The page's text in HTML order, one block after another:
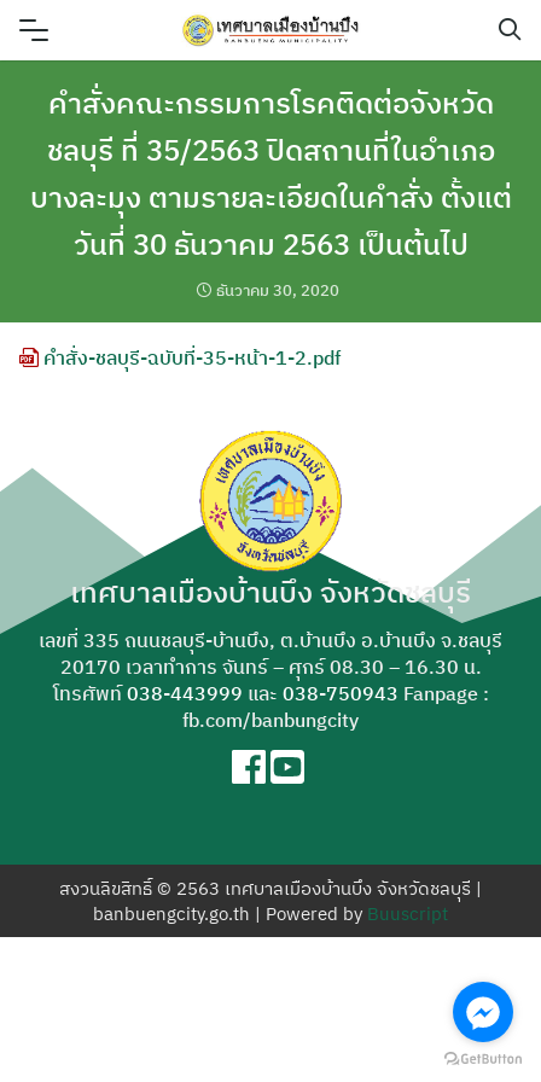
Skip
ค้นหา
สำหรับ:
คำสั่งคณะกรรมการโรคติดต่อจังหวัด
ชลบุรี ที่ 35/2563 ปิดสถานที่ในอำเภอ
บางละมุง ตามรายละเอียดในคำสั่ง ตั้งแต่
วันที่ 30 ธันวาคม 2563 เป็นต้นไป
ธันวาคม 30, 2020
คำสั่ง-ชลบุรี-ฉบับที่-35-หน้า-1-2.pdf
เทศบาลเมืองบ้านบึง จังหวัดชลบุรี
เลขที่ 335 ถนนชลบุรี-บ้านบึง, ต.บ้านบึง อ.บ้านบึง จ.ชลบุรี
20170 เวลาทำการ จันทร์ – ศุกร์ 08.30 – 16.30 น.
โทรศัพท์038-443999 และ 038-750943 Fanpage :
fb.com/banbungcity
สงวนลิขสิทธิ์ © 2563 เทศบาลเมืองบ้านบึง จังหวัดชลบุรี |
banbuengcity.go.th | Powered by Buuscript